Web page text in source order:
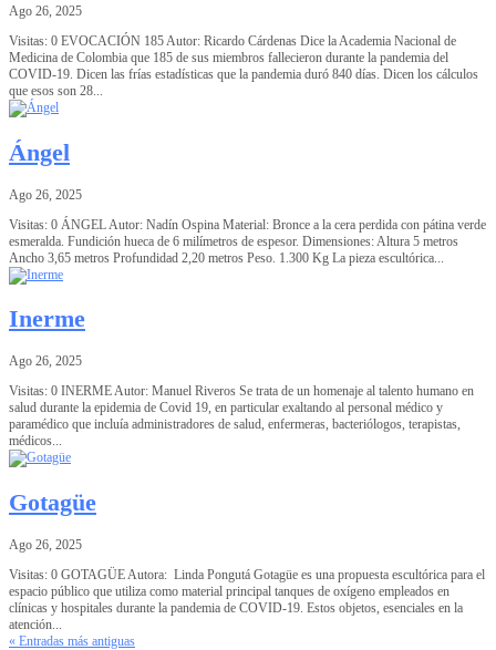
Ago 26, 2025
Visitas: 0 EVOCACIÓN 185 Autor: Ricardo Cárdenas Dice la Academia Nacional de
Medicina de Colombia que 185 de sus miembros fallecieron durante la pandemia del
COVID-19. Dicen las frías estadísticas que la pandemia duró 840 días. Dicen los cálculos
que esos son 28...
Ángel
Ago 26, 2025
Visitas: 0 ÁNGEL Autor: Nadín Ospina Material: Bronce a la cera perdida con pátina verde
esmeralda. Fundición hueca de 6 milímetros de espesor. Dimensiones: Altura 5 metros
Ancho 3,65 metros Profundidad 2,20 metros Peso. 1.300 Kg La pieza escultórica...
Inerme
Ago 26, 2025
Visitas: 0 INERME Autor: Manuel Riveros Se trata de un homenaje al talento humano en
salud durante la epidemia de Covid 19, en particular exaltando al personal médico y
paramédico que incluía administradores de salud, enfermeras, bacteriólogos, terapistas,
médicos...
Gotagüe
Ago 26, 2025
Visitas: 0 GOTAGÜE Autora: Linda Pongutá Gotagüe es una propuesta escultórica para el
espacio público que utiliza como material principal tanques de oxígeno empleados en
clínicas y hospitales durante la pandemia de COVID-19. Estos objetos, esenciales en la
atención...
« Entradas más antiguas